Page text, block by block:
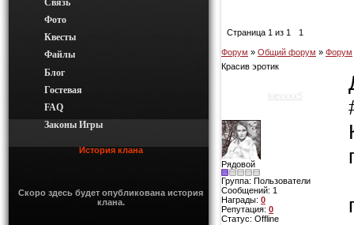
Фото
Квесты
Файлы
Блог
Гостевая
FAQ
Законы Игры
История клана
Скоро здесь будет опубликована история
клана.
Страница 1 из 1 1
Форум » Общий форум » Форум
Красив эротик
kievxxx5
Рядовой
Группа: Пользователи
Сообщений: 1
Награды: 0
Репутация: 0
Статус: Offline